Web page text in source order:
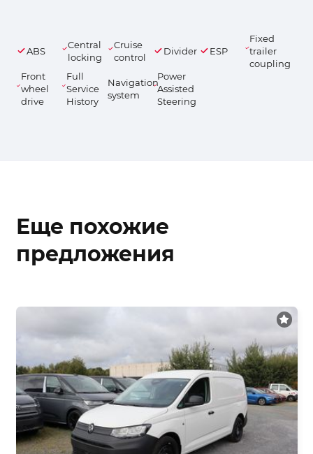
ABS
Central
locking
Cruise
control
Divider ESP
Fixed
trailer
coupling
Front
wheel
drive
Full
Service
History
Navigation
system
Power
Assisted
Steering
Еще похожие
предложения